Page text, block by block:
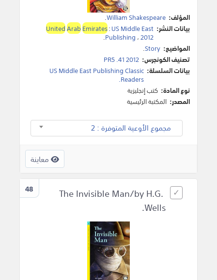
المؤلف: William Shakespeare
.
بيانات النشر:
UnitedArabEmirates:US Middle East
Publishing ،2012
.
المواضيع: Story
.
تصنيف الكونجرس: PR5 .41 2012
بيانات السلسلة: US Middle East Publishing Classic
Readers.
نوع المادة: كتب إنجليزية
المصدر: المكتبة الرئيسية
مجموع الأوعية المتوفرة : 2
معاينة
48
The Invisible Man/by H.G.
Wells.